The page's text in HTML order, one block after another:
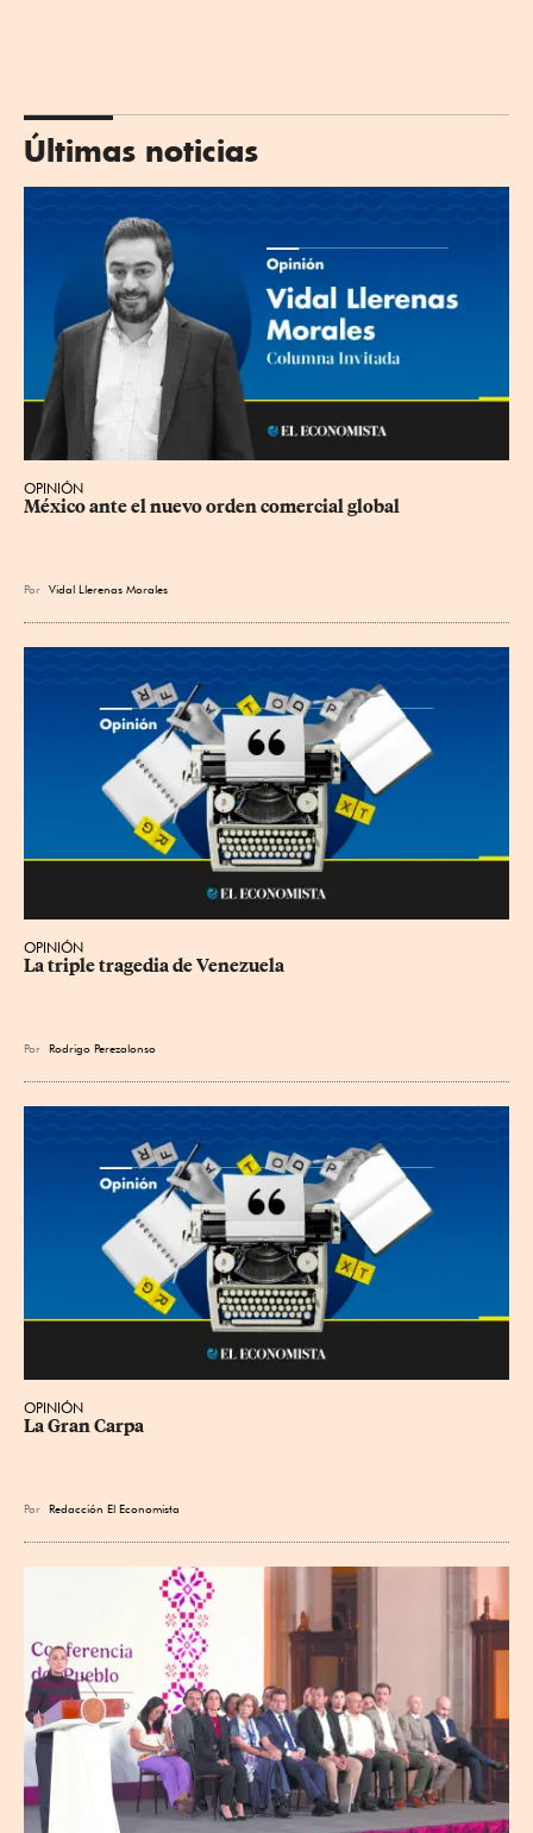
Últimas noticias
OPINIÓN
México ante el nuevo orden comercial global
Por Vidal Llerenas Morales
OPINIÓN
La triple tragedia de Venezuela
Por Rodrigo Perezalonso
OPINIÓN
La Gran Carpa
Por Redacción El Economista